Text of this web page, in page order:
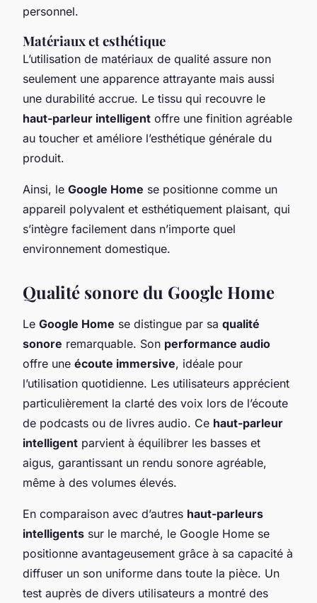
personnel.
Matériaux et esthétique
L’utilisation de matériaux de qualité assure non
seulement une apparence attrayante mais aussi
une durabilité accrue. Le tissu qui recouvre le
haut-parleur intelligent offre une finition agréable
au toucher et améliore l’esthétique générale du
produit.
Ainsi, le Google Home se positionne comme un
appareil polyvalent et esthétiquement plaisant, qui
s’intègre facilement dans n’importe quel
environnement domestique.
Qualité sonore du Google Home
Le Google Home se distingue par sa qualité
sonore remarquable. Son performance audio
offre une écoute immersive, idéale pour
l’utilisation quotidienne. Les utilisateurs apprécient
particulièrement la clarté des voix lors de l’écoute
de podcasts ou de livres audio. Ce haut-parleur
intelligent parvient à équilibrer les basses et
aigus, garantissant un rendu sonore agréable,
même à des volumes élevés.
En comparaison avec d’autres haut-parleurs
intelligents sur le marché, le Google Home se
positionne avantageusement grâce à sa capacité à
diffuser un son uniforme dans toute la pièce. Un
test auprès de divers utilisateurs a montré des